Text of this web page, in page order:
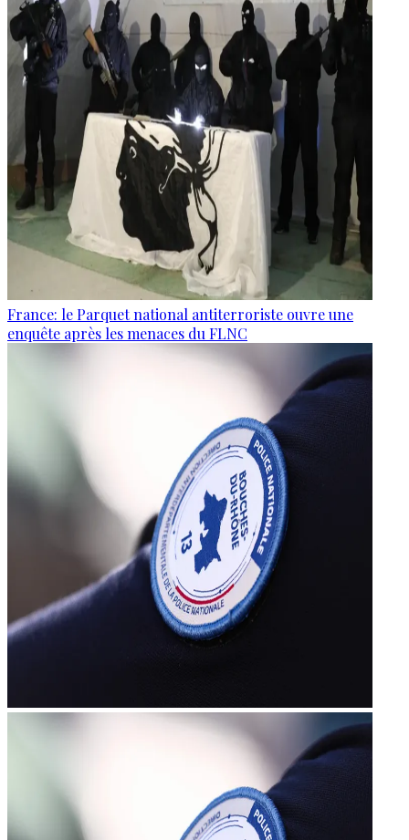
France: le Parquet national antiterroriste ouvre une
enquête après les menaces du FLNC